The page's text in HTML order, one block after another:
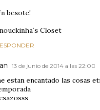
besote!
Closet
13 de junio de 2014 a las 22:00
estan encantado las cosas